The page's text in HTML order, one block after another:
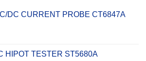
DC CURRENT PROBE CT6847A
HIPOT TESTER ST5680A